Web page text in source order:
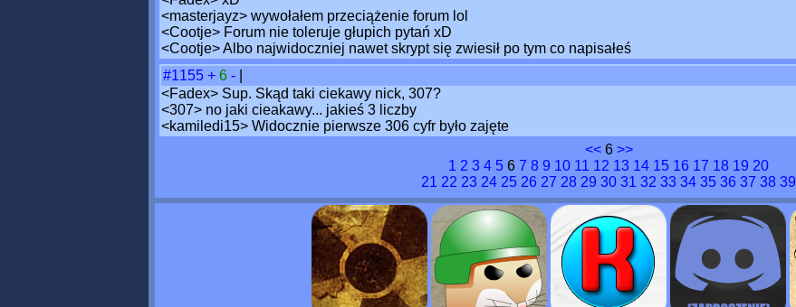
<masterjayz> wywołałem przeciążenie forum lol
<Cootje> Forum nie toleruje głupich pytań xD
<Cootje> Albo najwidoczniej nawet skrypt się zwiesił po tym co napisałeś
#1155 + 6 -
<Fadex> Sup. Skąd taki ciekawy nick, 307?
<307> no jaki cieakawy... jakieś 3 liczby
<kamiledi15> Widocznie pierwsze 306 cyfr było zajęte
<<6 >>
1 2 3 4 5 6 7 8 9 10 11 12 13 14 15 16 17 18 19 20
21 22 23 24 25 26 27 28 29 30 31 32 33 34 35 36 37 38 39